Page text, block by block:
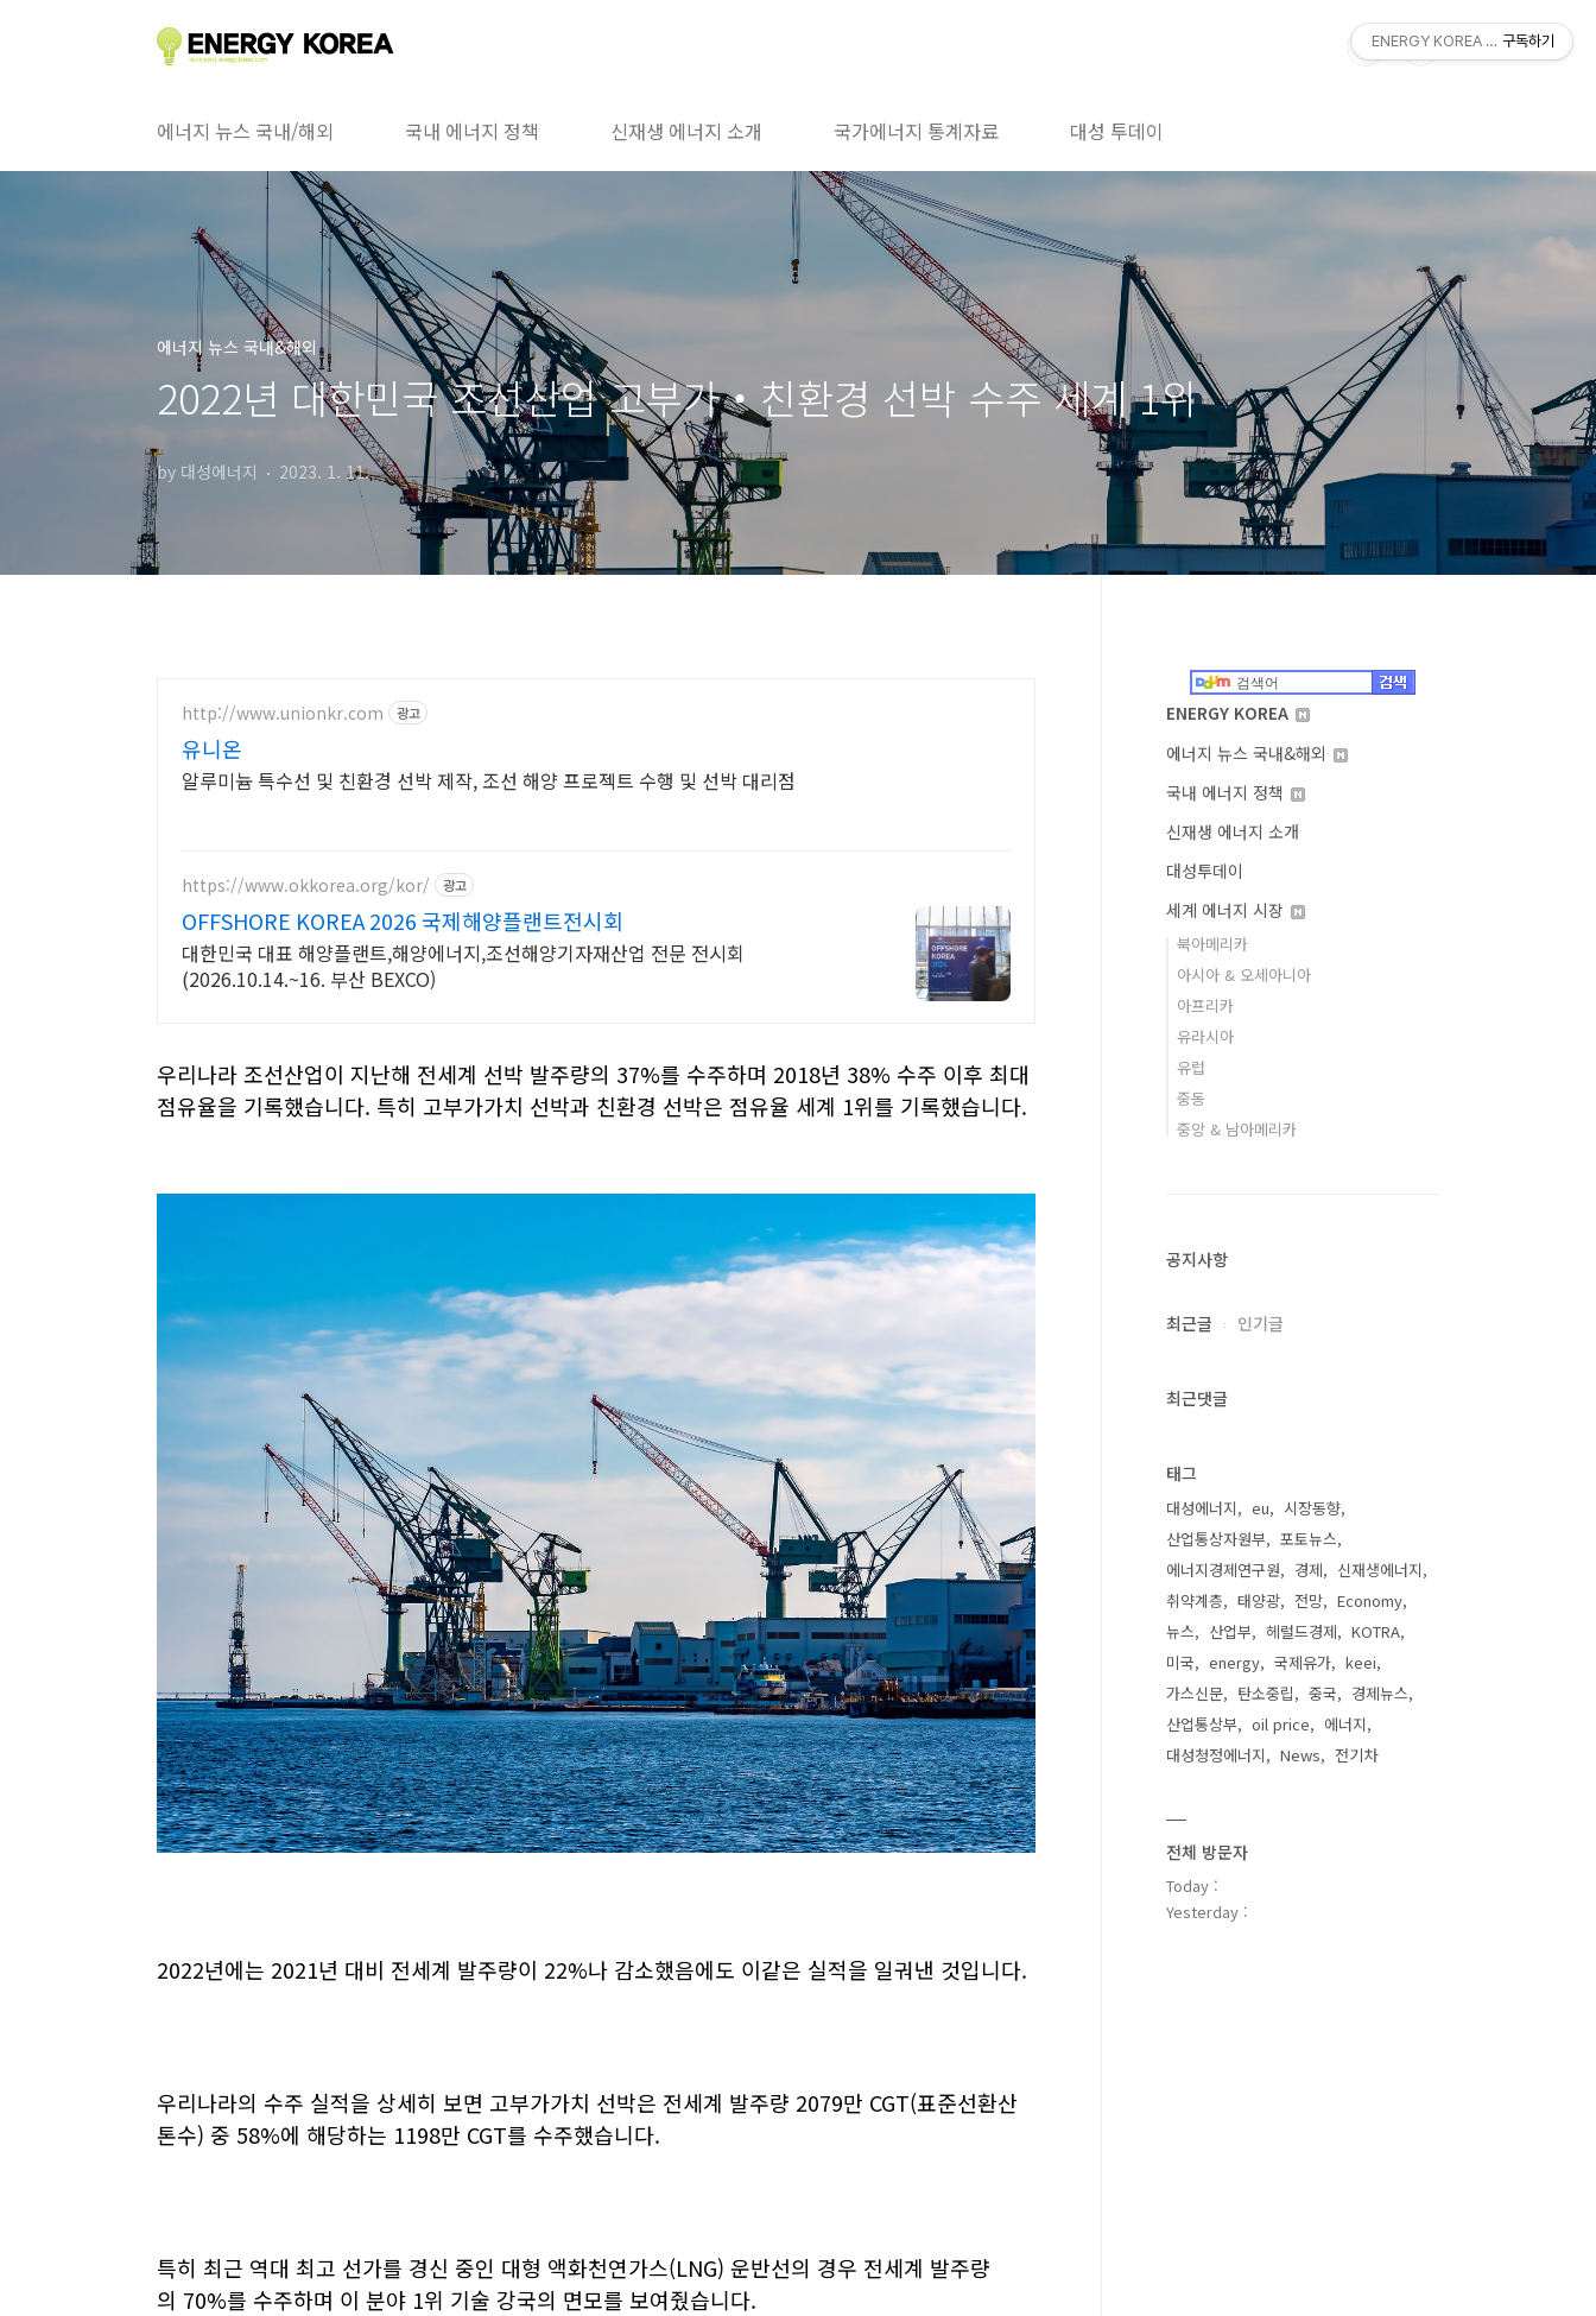
에너지 뉴스 국내/해외 국내 에너지 정책 신재생 에너지 소개 국가에너지 통계자료 대성 투데이
에너지 뉴스 국내&해외
2022년 대한민국 조선산업 고부가‧친환경 선박 수주 세계 1위
by 대성에너지 2023. 1. 11.
http://www.unionkr.com 광고
유니온
알루미늄 특수선 및 친환경 선박 제작, 조선 해양 프로젝트 수행 및 선박 대리점
https://www.okkorea.org/kor/ 광고
OFFSHORE KOREA 2026 국제해양플랜트전시회
대한민국 대표 해양플랜트,해양에너지,조선해양기자재산업 전문 전시회
(2026.10.14.~16. 부산 BEXCO)
우리나라 조선산업이 지난해 전세계 선박 발주량의 37%를 수주하며 2018년 38% 수주 이후 최대
점유율을 기록했습니다. 특히 고부가가치 선박과 친환경 선박은 점유율 세계 1위를 기록했습니다.
2022년에는 2021년 대비 전세계 발주량이 22%나 감소했음에도 이같은 실적을 일궈낸 것입니다.
우리나라의 수주 실적을 상세히 보면 고부가가치 선박은 전세계 발주량 2079만 CGT(표준선환산
톤수) 중 58%에 해당하는 1198만 CGT를 수주했습니다.
특히 최근 역대 최고 선가를 경신 중인 대형 액화천연가스(LNG) 운반선의 경우 전세계 발주량
의 70%를 수주하며 이 분야 1위 기술 강국의 면모를 보여줬습니다.
ENERGY KOREA
에너지 뉴스 국내&해외
국내 에너지 정책
신재생 에너지 소개
대성투데이
세계 에너지 시장
북아메리카
아시아 & 오세아니아
아프리카
유라시아
유럽
중동
중앙 & 남아메리카
공지사항
최근글 인기글
최근댓글
태그
대성에너지 eu
시장동향
산업통상자원부
포토뉴스
에너지경제연구원
경제
신재생에너지
취약계층
태양광 전망
Economy
뉴스
산업부 헤럴드경제
KOTRA
미국
energy 국제유가
keei
가스신문
탄소중립 중국
경제뉴스
산업통상부
oil price
에너지
대성청정에너지
News 전기차
전체 방문자
Today :
Yesterday :
ENERGY KOREA With DAESUNG
구독하기